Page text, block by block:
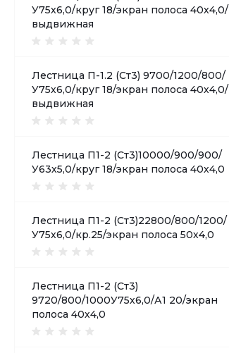
У75х6,0/круг 18/экран полоса 40х4,0/
выдвижная
Лестница П-1.2 (Ст3) 9700/1200/800/
У75х6,0/круг 18/экран полоса 40х4,0/
выдвижная
Лестница П1-2 (Ст3)10000/900/900/
У63х5,0/круг 18/экран полоса 40х4,0
Лестница П1-2 (Ст3)22800/800/1200/
У75х6,0/кр.25/экран полоса 50х4,0
Лестница П1-2 (Ст3)
9720/800/1000У75х6,0/А1 20/экран
полоса 40х4,0